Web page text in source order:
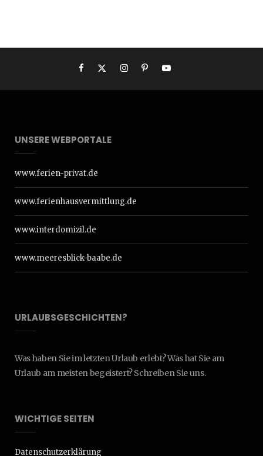
UNSERE WEBPORTALE
www.ferien-privat.de
www.ferienhausvermittlung.de
www.interdomizil.de
www.meeresblick-baabe.de
URLAUBSGESCHICHTEN?
Was haben Sie im letzten Urlaub erlebt? Was hat Sie am
Urlaub am meisten begeistert? Schreiben Sie uns.
WICHTIGE SEITEN
Datenschutzerklärung